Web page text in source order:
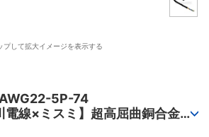
プして拡大イメージを表示する
5P-74
線×ミスミ】超高屈曲銅合金ロ
ールド無・有）